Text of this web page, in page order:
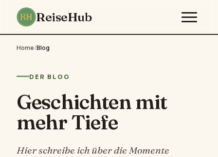
ReiseHub
Home/Blog
DER BLOG
Geschichten mit
mehr Tiefe
Hier schreibe ich über die Momente